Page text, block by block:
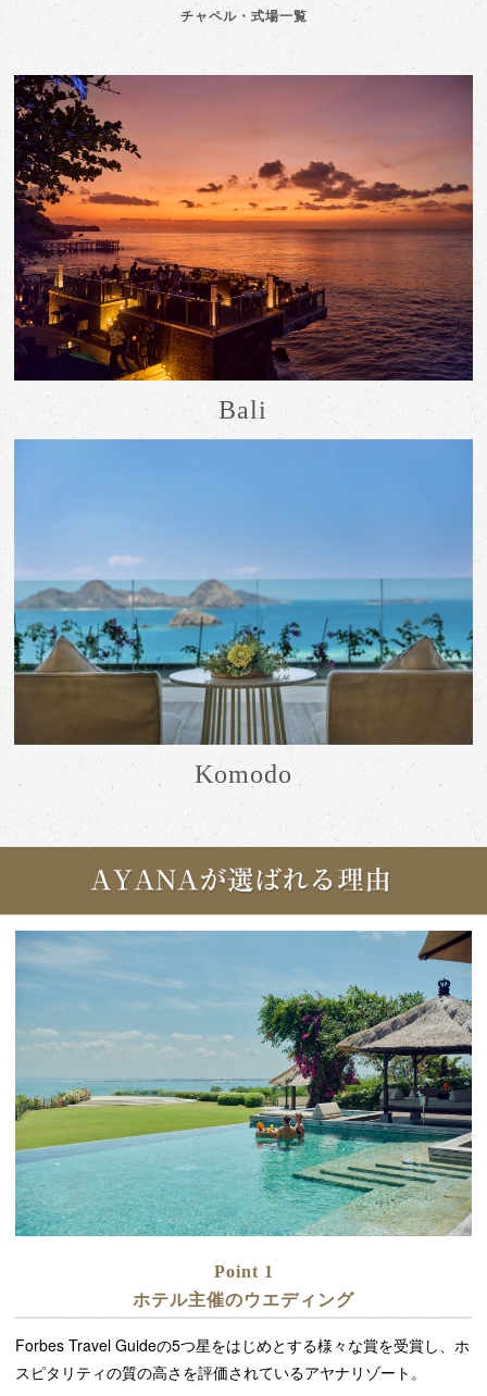
チャペル・式場一覧
Bali
Komodo
Point 1
ホテル主催のウエディング
Forbes Travel Guideの5つ星をはじめとする様々な賞を受賞し、ホ
スピタリティの質の高さを評価されているアヤナリゾート。